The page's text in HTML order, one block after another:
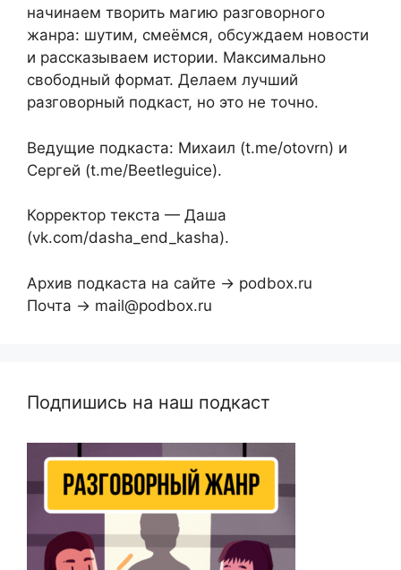
начинаем творить магию разговорного
жанра: шутим, смеёмся, обсуждаем новости
и рассказываем истории. Максимально
свободный формат. Делаем лучший
разговорный подкаст, но это не точно.
Ведущие подкаста: Михаил (t.me/otovrn) и
Сергей (t.me/Beetleguice).
Корректор текста — Даша
(vk.com/dasha_end_kasha).
Архив подкаста на сайте → podbox.ru
Почта → mail@podbox.ru
Подпишись на наш подкаст